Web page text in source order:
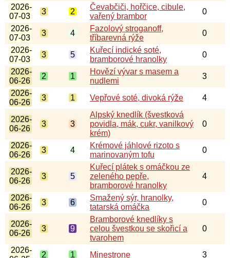
2026-
07-03
3 2
Čevabčiči, hořčice, cibule,
vařený brambor
0
2026-
07-03
3 4
Fazolový stroganoff,
tříbarevná rýže
0
2026-
07-03
3 5
Kuřecí indické soté,
bramborové hranolky
0
2026-
06-26
2 1
Hovězí vývar s masem a
nudlemi
3
2026-
06-26
3 1 Vepřové soté, divoká rýže 4
2026-
06-26
3 3
Alpský knedlík (švestková
povidla, mák, cukr, vanilkový
krém)
0
2026-
06-26
3 4
Krémové jáhlové rizoto s
marinovaným tofu
0
2026-
06-26
3 5
Kuřecí plátek s omáčkou ze
zeleného pepře,
bramborové hranolky
4
2026-
06-26
3 6
Smažený sýr, hranolky,
tatarská omáčka
0
2026-
06-26
3 9
Bramborové knedlíky s
celou švestkou se skořicí a
tvarohem
0
2026-
2 1 Minestrone 3